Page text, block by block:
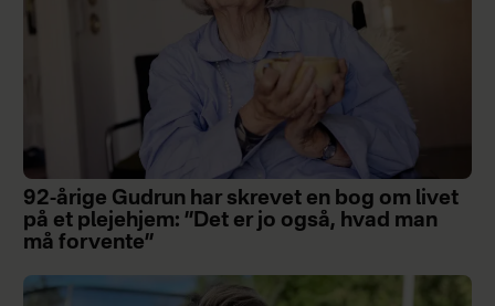
92-årige Gudrun har skrevet en bog om livet
på et plejehjem: ”Det er jo også, hvad man
må forvente”